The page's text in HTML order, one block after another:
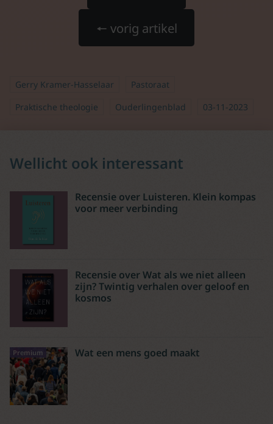
🠔 vorig artikel
Gerry Kramer-Hasselaar
Pastoraat
Praktische theologie
Ouderlingenblad 03-11-2023
Wellicht ook interessant
Recensie over Luisteren. Klein kompas
voor meer verbinding
Recensie over Wat als we niet alleen
zijn? Twintig verhalen over geloof en
kosmos
Premium Wat een mens goed maakt